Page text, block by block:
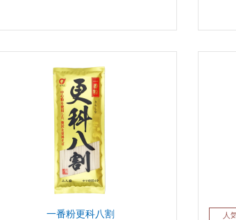
一番粉更科八割